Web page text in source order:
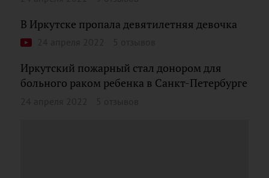
В Иркутске пропала девятилетняя девочка
Иркутский пожарный стал донором для
больного раком ребенка в Санкт-Петербурге